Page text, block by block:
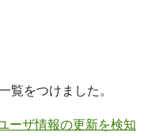
覧をつけました。
ーザ情報の更新を検知